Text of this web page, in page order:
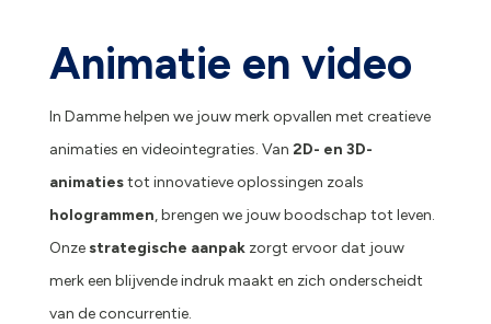
Animatie en video
In Damme helpen we jouw merk opvallen met creatieve
animaties en videointegraties. Van 2D- en 3D-
animatiestot innovatieve oplossingen zoals
hologrammen, brengen we jouw boodschap tot leven.
Onzestrategische aanpakzorgt ervoor dat jouw
merk een blijvende indruk maakt en zich onderscheidt
van de concurrentie.